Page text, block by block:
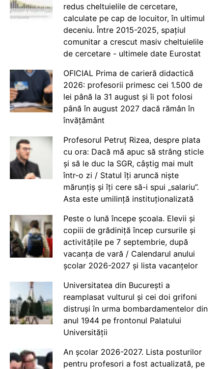
redus cheltuielile de cercetare,
calculate pe cap de locuitor, în ultimul
deceniu. Între 2015-2025, spațiul
comunitar a crescut masiv cheltuielile
de cercetare - ultimele date Eurostat
OFICIAL Prima de carieră didactică
2026: profesorii primesc cei 1.500 de
lei până la 31 august și îi pot folosi
până în august 2027 dacă rămân în
învățământ
Profesorul Petruț Rizea, despre plata
cu ora: Dacă mă apuc să strâng sticle
și să le duc la SGR, câștig mai mult
într-o zi / Statul îți aruncă niște
mărunțiș și îți cere să-i spui „salariu”.
Asta este umilință instituționalizată
Peste o lună începe școala. Elevii și
copiii de grădiniță încep cursurile și
activitățile pe 7 septembrie, după
vacanța de vară / Calendarul anului
școlar 2026-2027 și lista vacanțelor
Universitatea din București a
reamplasat vulturul și cei doi grifoni
distruși în urma bombardamentelor din
anul 1944 pe frontonul Palatului
Universității
An școlar 2026-2027. Lista posturilor
pentru profesori a fost actualizată, pe